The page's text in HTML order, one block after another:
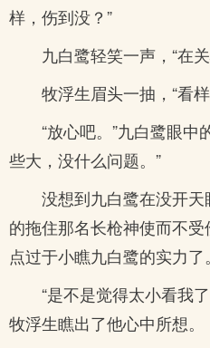
样，伤到没？”
九白鹭轻笑一声，“在
牧浮生眉头一抽，“看
“放心吧。”九白鹭眼中
些大，没什么问题。”
没想到九白鹭在没开
的拖住那名长枪神使而不
点过于小瞧九白鹭的实力了。
“是不是觉得太小看我
牧浮生瞧出了他心中所想。